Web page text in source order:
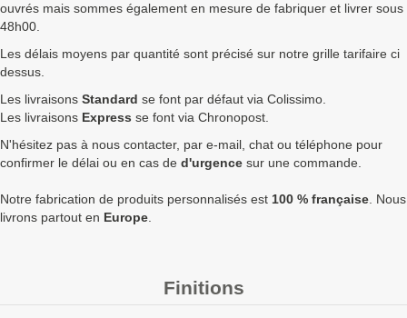
500 0,50 € 0,60 € 300,00 €
1000
1750 0,49 €
2500 0,37 € 0,44 € 1 110,00 €
Quantités Prix unitaire HT
ouvrés mais sommes également en mesure de fabriquer et livrer sous
48h00.
Les délais moyens par quantité sont précisé sur notre grille tarifaire ci
dessus.
Les livraisons Standard se font par défaut via Colissimo.
Les livraisons Express se font via Chronopost.
N'hésitez pas à nous contacter, par e-mail, chat ou téléphone pour
confirmer le délai ou en cas de d'urgence sur une commande.
Notre fabrication de produits personnalisés est 100 % française. Nous
livrons partout en Europe.
Finitions